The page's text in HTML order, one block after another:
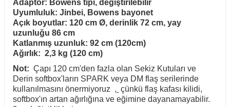
Adaptör: Bowens tipi, değiştirilebilir
Uyumluluk: Jinbei, Bowens bayonet
Açık boyutlar: 120 cm Ø, derinlik 72 cm, yay
uzunluğu 86 cm
Katlanmış uzunluk: 92 cm (120cm)
Ağırlık: 2,3 kg (120 cm)
Not: Çapı 120 cm'den fazla olan Sekiz Kutuları ve
Derin softbox'ların SPARK veya DM flaş serilerinde
kullanılmasını önermiyoruz , çünkü flaş kafası kilidi,
softbox'ın artan ağırlığına ve eğimine dayanamayabilir.